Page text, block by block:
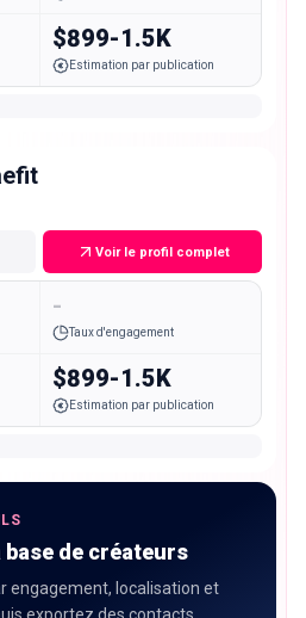
$899-1.5K
Estimation par publication
Voir le profil complet
-
Taux d'engagement
$899-1.5K
Estimation par publication
de créateurs
engagement, localisation et
exportez des contacts